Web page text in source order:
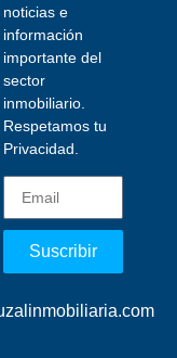
noticias e
información
importante del
sector
inmobiliario.
Respetamos tu
Privacidad.
Suscribir